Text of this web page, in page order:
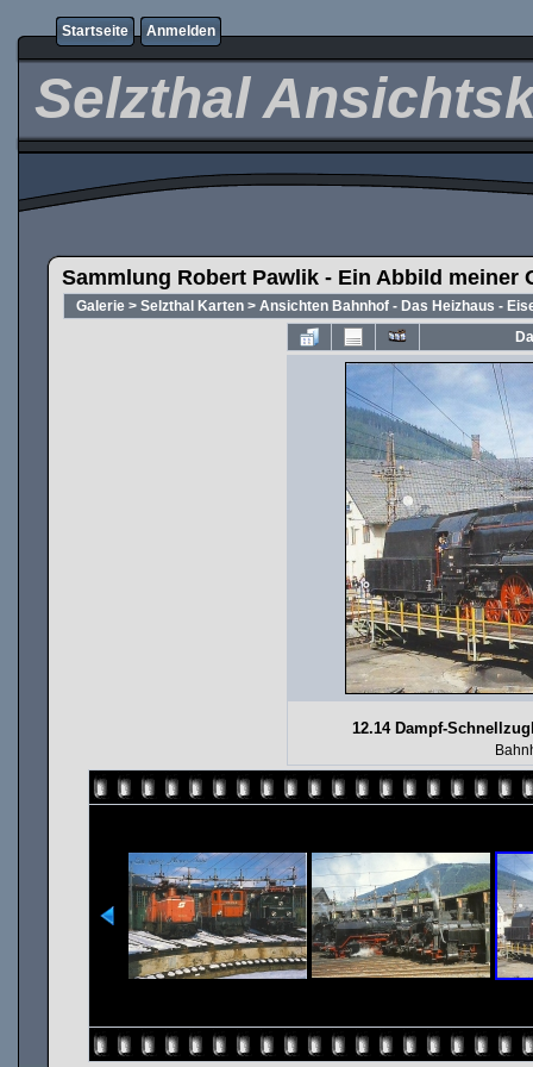
Startseite Anmelden
Selzthal
Sammlung Robert Pawlik - Ein Abbild meiner
Galerie > Selzthal Karten > Ansichten Bahnhof - Das Heizhaus -
12.14 Dampf-